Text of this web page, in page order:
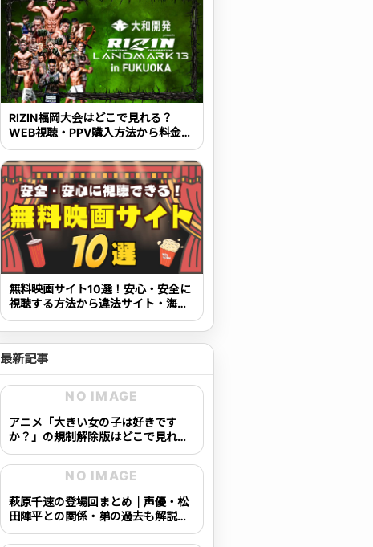
RIZIN福岡大会はどこで見れる？
WEB視聴・PPV購入方法から料金・
大会概要まで解説【2026年最新】
無料映画サイト10選！安心・安全に
視聴する方法から違法サイト・海賊
版の見分け方も解説
最新記事
NO IMAGE
アニメ「大きい女の子は好きです
か？」の規制解除版はどこで見れ
る？配信状況を確認！
NO IMAGE
萩原千速の登場回まとめ｜声優・松
田陣平との関係・弟の過去も解説
【コナン】